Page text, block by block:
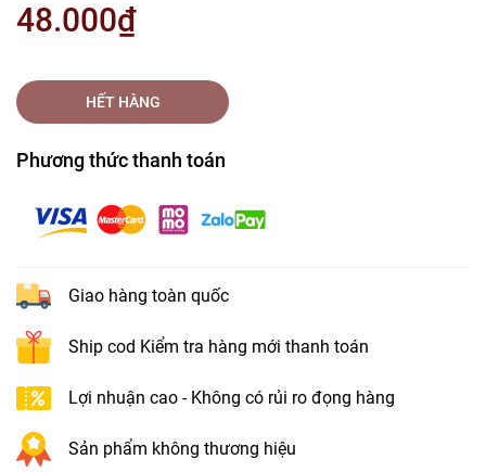
48.000₫
HẾT HÀNG
Phương thức thanh toán
Giao hàng toàn quốc
Ship cod Kiểm tra hàng mới thanh toán
Lợi nhuận cao - Không có rủi ro đọng hàng
Sản phẩm không thương hiệu